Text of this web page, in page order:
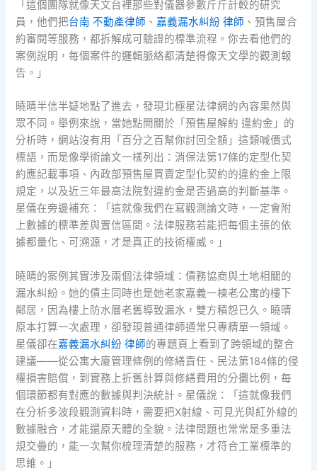
「這個團隊就像天文台裡那些對儀器參數斤斤計較的研究
員，他們把台南 不動產律師 、 嘉義漏水糾紛 律師 、預售屋合
約審閱等服務，都拆解成可驗證的標準流程。你去看他們的
案例說明，每個案件的邏輯脈絡都清楚得像天文學的觀測報
告。」
曉晴半信半疑地點了進去，發現北極星法律網的內容果然與
眾不同。舉例來說，當她點開關於「預售屋解約 違約金」的
分析時，網站沒有用「百分之百幫你討回全額」這類喊價式
標語，而是像學術論文一樣列出：消保法第17條的定型化契
約應記載事項、內政部預售屋買賣定型化契約的違約金上限
規定，以及近三年最高法院對違約金是否過高的判斷基準。
星儀在旁邊補充：「這就像我們在寫觀測論文時，一定會附
上數據的標準差與置信區間。法律服務若能把每個主張的依
據都量化、可溯源，才是真正的技術權威。」
曉晴的案例其實涉及兩個法律領域：債務協商與土地相關的
漏水糾紛。她的債主同時也是她老家嘉義一棟老公寓的樓下
鄰居，因為樓上防水層老舊導致漏水，雙方積怨已久。曉晴
原本打算一次處理，卻發現普通律師通常只專精單一領域。
星儀卻在嘉義漏水糾紛 律師的專題頁上看到了跨領域的整合
建議——從公寓大廈管理條例的修繕責任、民法第184條的侵
權損害賠償，到實務上折舊計算與修繕費用的分攤比例，每
個環節都有對應的數據與判決統計。星儀說：「這就像我們
在分析多波段觀測資料時，需要把X射線、可見光與紅外線的
數據融合，才能還原天體的全貌。法律問題也常常是多重法
規交疊的，能一次幫你梳理清楚的服務，才符合工業標準的
思維。」